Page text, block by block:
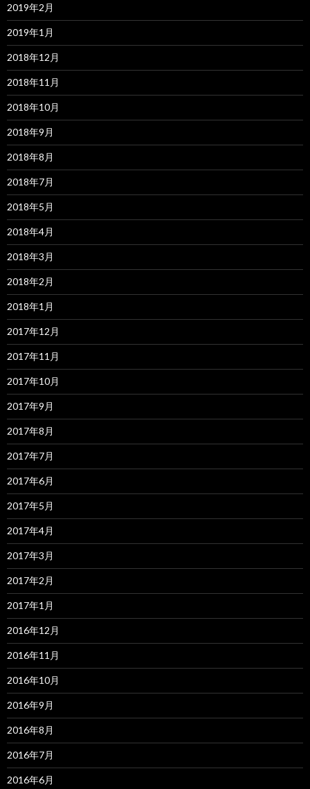
2019年2月
2019年1月
2018年12月
2018年11月
2018年10月
2018年9月
2018年8月
2018年7月
2018年5月
2018年4月
2018年3月
2018年2月
2018年1月
2017年12月
2017年11月
2017年10月
2017年9月
2017年8月
2017年7月
2017年6月
2017年5月
2017年4月
2017年3月
2017年2月
2017年1月
2016年12月
2016年11月
2016年10月
2016年9月
2016年8月
2016年7月
2016年6月